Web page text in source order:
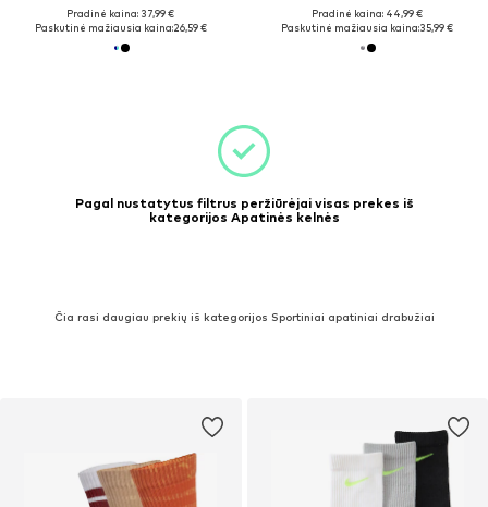
Pradinė kaina: 37,99 €
Paskutinė mažiausia kaina:26,59 €
Pradinė kaina: 44,99 €
Paskutinė mažiausia kaina:35,99 €
Pagal nustatytus filtrus peržiūrėjai visas prekes iš
kategorijos Apatinės kelnės
Čia rasi daugiau prekių iš kategorijos Sportiniai apatiniai drabužiai